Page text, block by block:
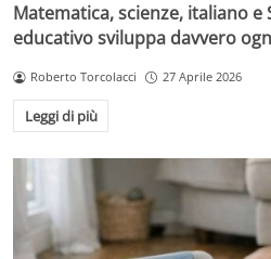
Matematica, scienze, italiano e
educativo sviluppa davvero
Roberto Torcolacci 27 Aprile 2026
Leggi di più